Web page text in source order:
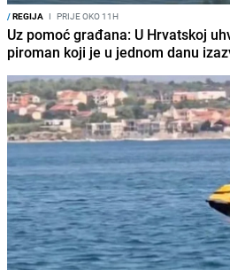
/REGIJA I PRIJE OKO 11H
Uz pomoć građana: U Hrvatskoj
piroman koji je u jednom danu